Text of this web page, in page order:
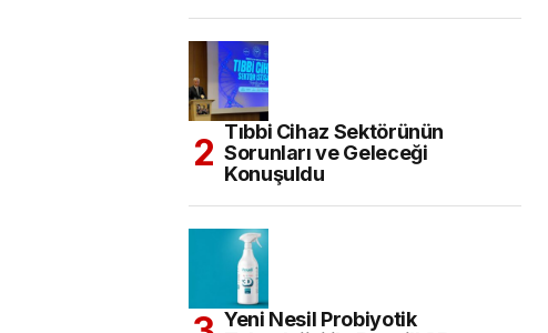
Tıbbi Cihaz Sektörünün
Sorunları ve Geleceği
Konuşuldu
Yeni Nesil Probiyotik